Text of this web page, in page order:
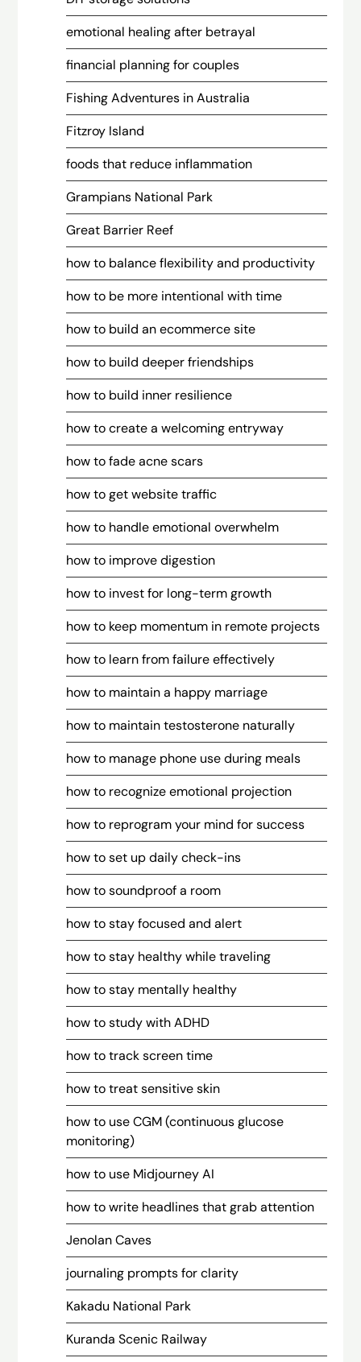
emotional healing after betrayal
financial planning for couples
Fishing Adventures in Australia
Fitzroy Island
foods that reduce inflammation
Grampians National Park
Great Barrier Reef
how to balance flexibility and productivity
how to be more intentional with time
how to build an ecommerce site
how to build deeper friendships
how to build inner resilience
how to create a welcoming entryway
how to fade acne scars
how to get website traffic
how to handle emotional overwhelm
how to improve digestion
how to invest for long-term growth
how to keep momentum in remote projects
how to learn from failure effectively
how to maintain a happy marriage
how to maintain testosterone naturally
how to manage phone use during meals
how to recognize emotional projection
how to reprogram your mind for success
how to set up daily check-ins
how to soundproof a room
how to stay focused and alert
how to stay healthy while traveling
how to stay mentally healthy
how to study with ADHD
how to track screen time
how to treat sensitive skin
how to use CGM (continuous glucose
monitoring)
how to use Midjourney AI
how to write headlines that grab attention
Jenolan Caves
journaling prompts for clarity
Kakadu National Park
Kuranda Scenic Railway